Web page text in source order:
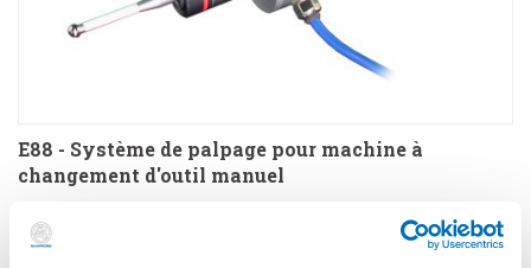
E88 - Système de palpage pour machine à
changement d'outil manuel